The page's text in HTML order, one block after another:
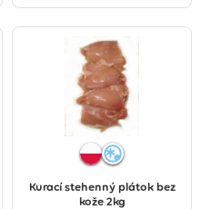
Kurací stehenný plátok bez
kože 2kg